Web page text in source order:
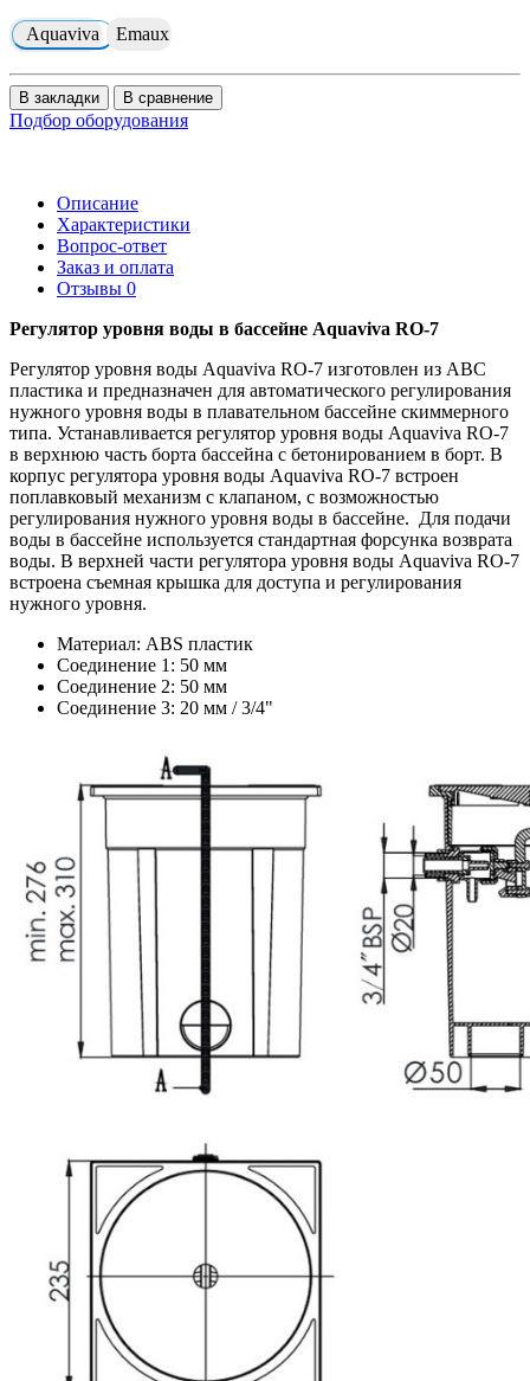
Aquaviva Emaux
В закладки В сравнение
Подбор оборудования
Описание
Характеристики
Вопрос-ответ
Заказ и оплата
Отзывы 0
Регулятор уровня воды в бассейне Aquaviva RO-7
Регулятор уровня воды Aquaviva RO-7 изготовлен из АВС
пластика и предназначен для автоматического регулирования
нужного уровня воды в плавательном бассейне скиммерного
типа. Устанавливается регулятор уровня воды Aquaviva RO-7
в верхнюю часть борта бассейна с бетонированием в борт. В
корпус регулятора уровня воды Aquaviva RO-7 встроен
поплавковый механизм с клапаном, с возможностью
регулирования нужного уровня воды в бассейне. Для подачи
воды в бассейне используется стандартная форсунка возврата
воды. В верхней части регулятора уровня воды Aquaviva RO-7
встроена съемная крышка для доступа и регулирования
нужного уровня.
Материал: ABS пластик
Соединение 1: 50 мм
Соединение 2: 50 мм
Соединение 3: 20 мм / 3/4"